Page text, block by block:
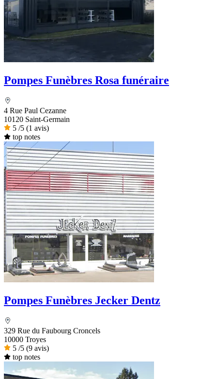
Pompes Funèbres Rosa funéraire
4 Rue Paul Cezanne
10120 Saint-Germain
5 /5 (1 avis)
top notes
Pompes Funèbres Jecker Dentz
329 Rue du Faubourg Croncels
10000 Troyes
5 /5 (9 avis)
top notes